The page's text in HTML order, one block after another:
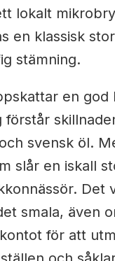
lokalt
en klassisk
stämning.
en god
förstår
svensk öl.
slår en iskall
Det
smala, även
för att